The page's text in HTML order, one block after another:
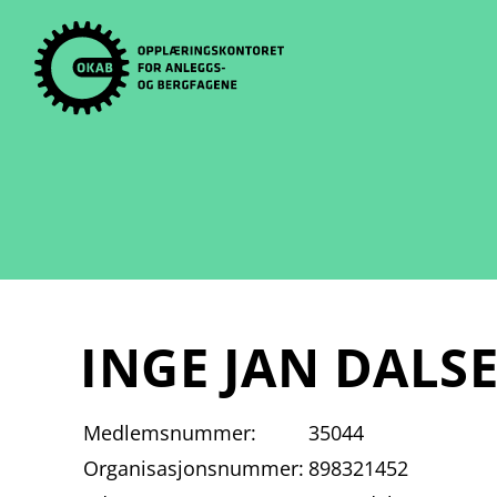
content
INGE JAN
Medlemsnummer:
35044
Organisasjonsnummer: 898321452